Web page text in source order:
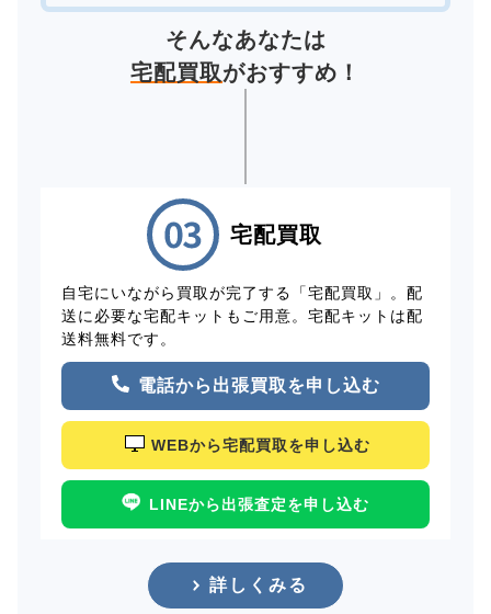
そんなあなたは
宅配買取がおすすめ！
宅配買取
自宅にいながら買取が完了する「宅配買取」。配
送に必要な宅配キットもご用意。宅配キットは配
送料無料です。
電話から出張買取を申し込む
WEBから宅配買取を申し込む
LINEから出張査定を申し込む
詳しくみる